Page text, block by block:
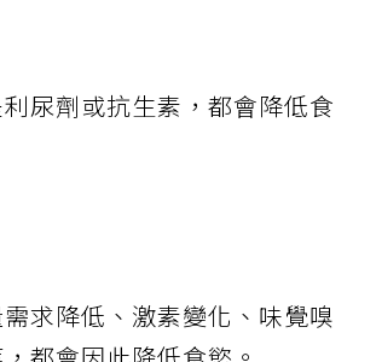
尿劑或抗生素，都會降低食
求降低、激素變化、味覺嗅